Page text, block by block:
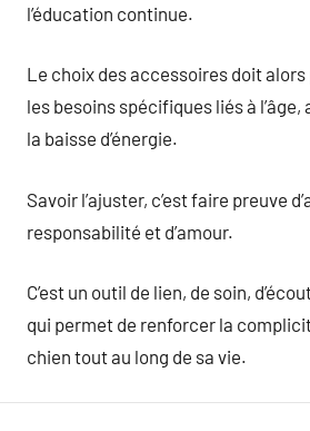
l’éducation continue.
Le choix des accessoires doit
les besoins spécifiques liés à l’âge,
la baisse d’énergie.
Savoir l’ajuster, c’est faire preuve
responsabilité et d’amour.
C’est un outil de lien, de soin,
qui permet de renforcer la
chien tout au long de sa vie.